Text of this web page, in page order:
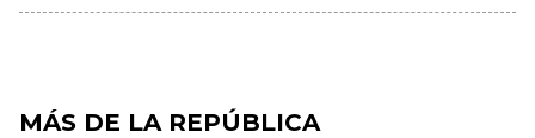
MÁS DE LA REPÚBLICA